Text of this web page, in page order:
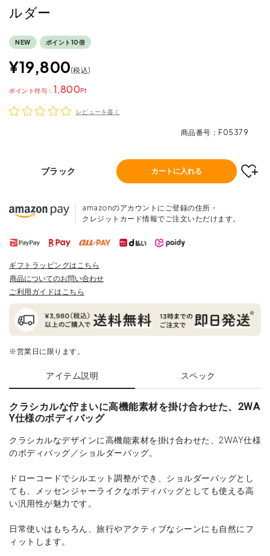
ルダー
NEW ポイント10倍
¥19,800 税込
1,800
ポイント
レビューを書く
商品番号 F05379
ブラック カートに入れる
amazonのアカウントにご登録の住所・
クレジットカード情報でご注文いただけます。
ギフトラッピングはこちら
商品についてのお問い合わせ
ご利用ガイドはこちら
※営業日に限ります。
アイテム説明 スペック
クラシカルな佇まいに高機能素材を掛け合わせた、2WA
Y仕様のボディバッグ
クラシカルなデザインに高機能素材を掛け合わせた、2WAY仕様
のボディバッグ／ショルダーバッグ。
ドローコードでシルエット調整ができ、ショルダーバッグとし
ても、メッセンジャーライクなボディバッグとしても使える高
い汎用性が魅力です。
日常使いはもちろん、旅行やアクティブなシーンにも自然にフ
ィットします。